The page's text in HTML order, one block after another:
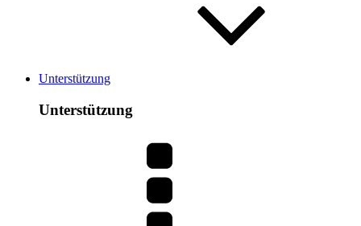
Unterstützung
Unterstützung